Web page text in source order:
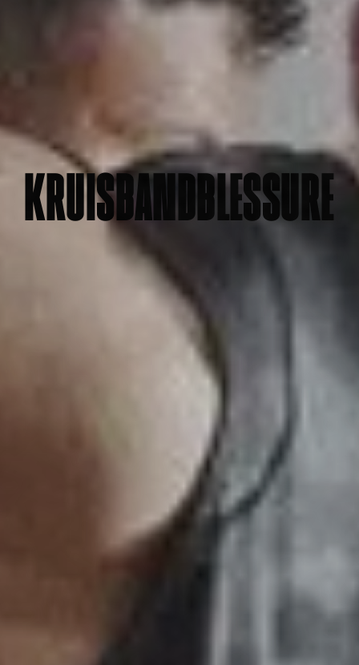
KRUISBANDBLESSURE